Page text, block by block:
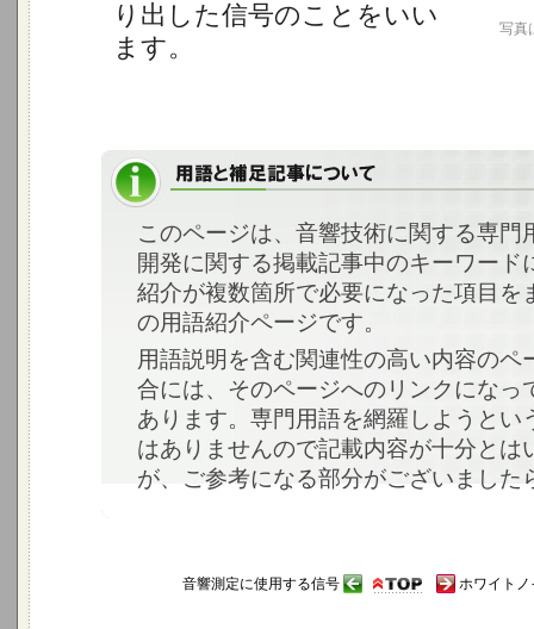
写真
り出した信号のことをいい
ます。
このページは、音響技術に関する専門
開発に関する掲載記事中のキーワード
紹介が複数箇所で必要になった項目を
の用語紹介ページです。
用語説明を含む関連性の高い内容のペ
合には、そのページへのリンクになっ
あります。専門用語を網羅しようとい
はありませんので記載内容が十分とは
が、ご参考になる部分がございました
音響測定に使用する信号 ホワイトノ